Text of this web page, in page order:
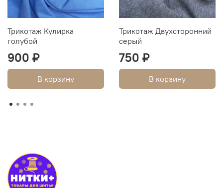
Трикотаж Кулирка
голубой
900 ₽
В корзину
Трикотаж Двухсторонний
серый
750 ₽
В корзину